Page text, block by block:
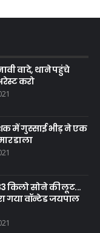
वादे, थाने पहुंचे
करो
में गुस्साई भीड़ ने एक
डाला
किलो सोने की लूट...
गया वॉन्टेड जयपाल